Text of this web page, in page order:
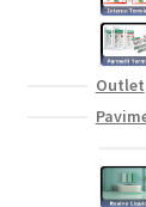
Outlet